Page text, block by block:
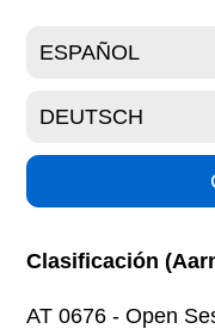
Clasificación
AT 0676 - Open